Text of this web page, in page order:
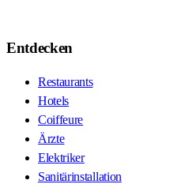
Entdecken
Restaurants
Hotels
Coiffeure
Ärzte
Elektriker
Sanitärinstallation